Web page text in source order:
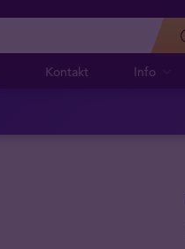
Kontakt Info